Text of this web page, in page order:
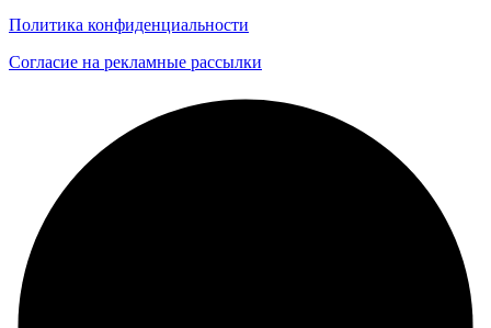
Политика конфиденциальности
Согласие на рекламные рассылки